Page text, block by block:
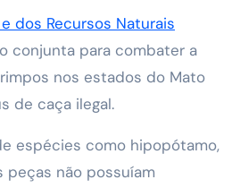
dos Recursos Naturais
conjunta para combater a
nos estados do Mato
de caça ilegal.
espécies como hipopótamo,
peças não possuíam